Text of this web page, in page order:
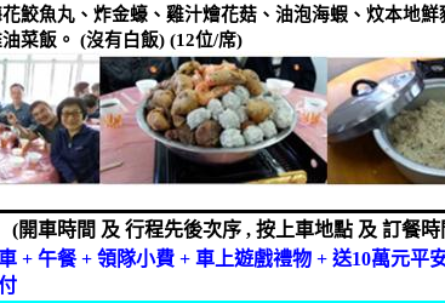
鮫魚丸、炸金蠔、雞汁燴花菇、油泡海蝦、炆本地
菜飯。 (沒有白飯) (12位/席)
(開車時間 及 行程先後次序 , 按上車地點 及 訂餐時
+ 午餐+ 領隊小費+ 車上遊戲禮物+ 送10萬元平